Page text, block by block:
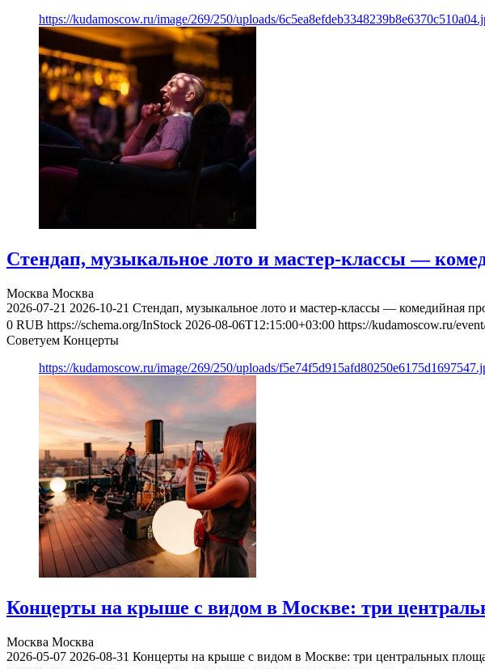
https://kudamoscow.ru/image/269/250/uploads/
Стендап, музыкальное лото и мастер-классы —
Москва Москва
2026-07-21 2026-10-21 Стендап, музыкальное лото и мастер-классы — комедийная
0 RUB https://schema.org/InStock 2026-08-06T12:15:00+03:00 https://kudamoscow.ru/
Советуем Концерты
https://kudamoscow.ru/image/269/250/uploads/
Концерты на крыше с видом в Москве: три
Москва Москва
2026-05-07 2026-08-31 Концерты на крыше с видом в Москве: три центральных